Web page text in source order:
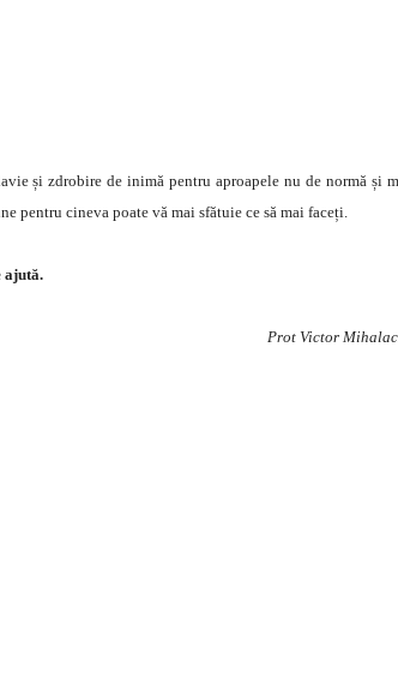
și zdrobire de inimă pentru aproapele nu de normă și
pentru cineva poate vă mai sfătuie ce să mai faceți.
ajută.
Prot Victor